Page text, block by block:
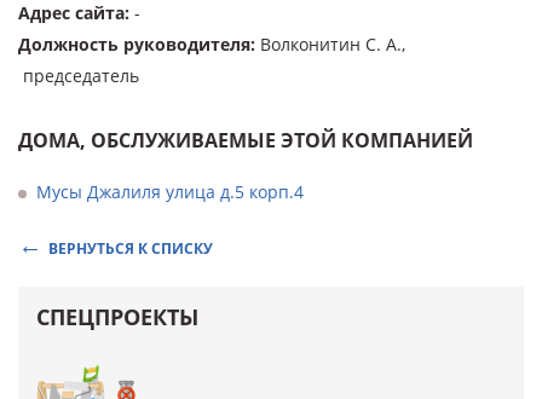
Адрес сайта: -
Должность руководителя: Волконитин С. А.,
председатель
ДОМА, ОБСЛУЖИВАЕМЫЕ ЭТОЙ КОМПАНИЕЙ
Мусы Джалиля улица д.5 корп.4
ВЕРНУТЬСЯ К СПИСКУ
СПЕЦПРОЕКТЫ